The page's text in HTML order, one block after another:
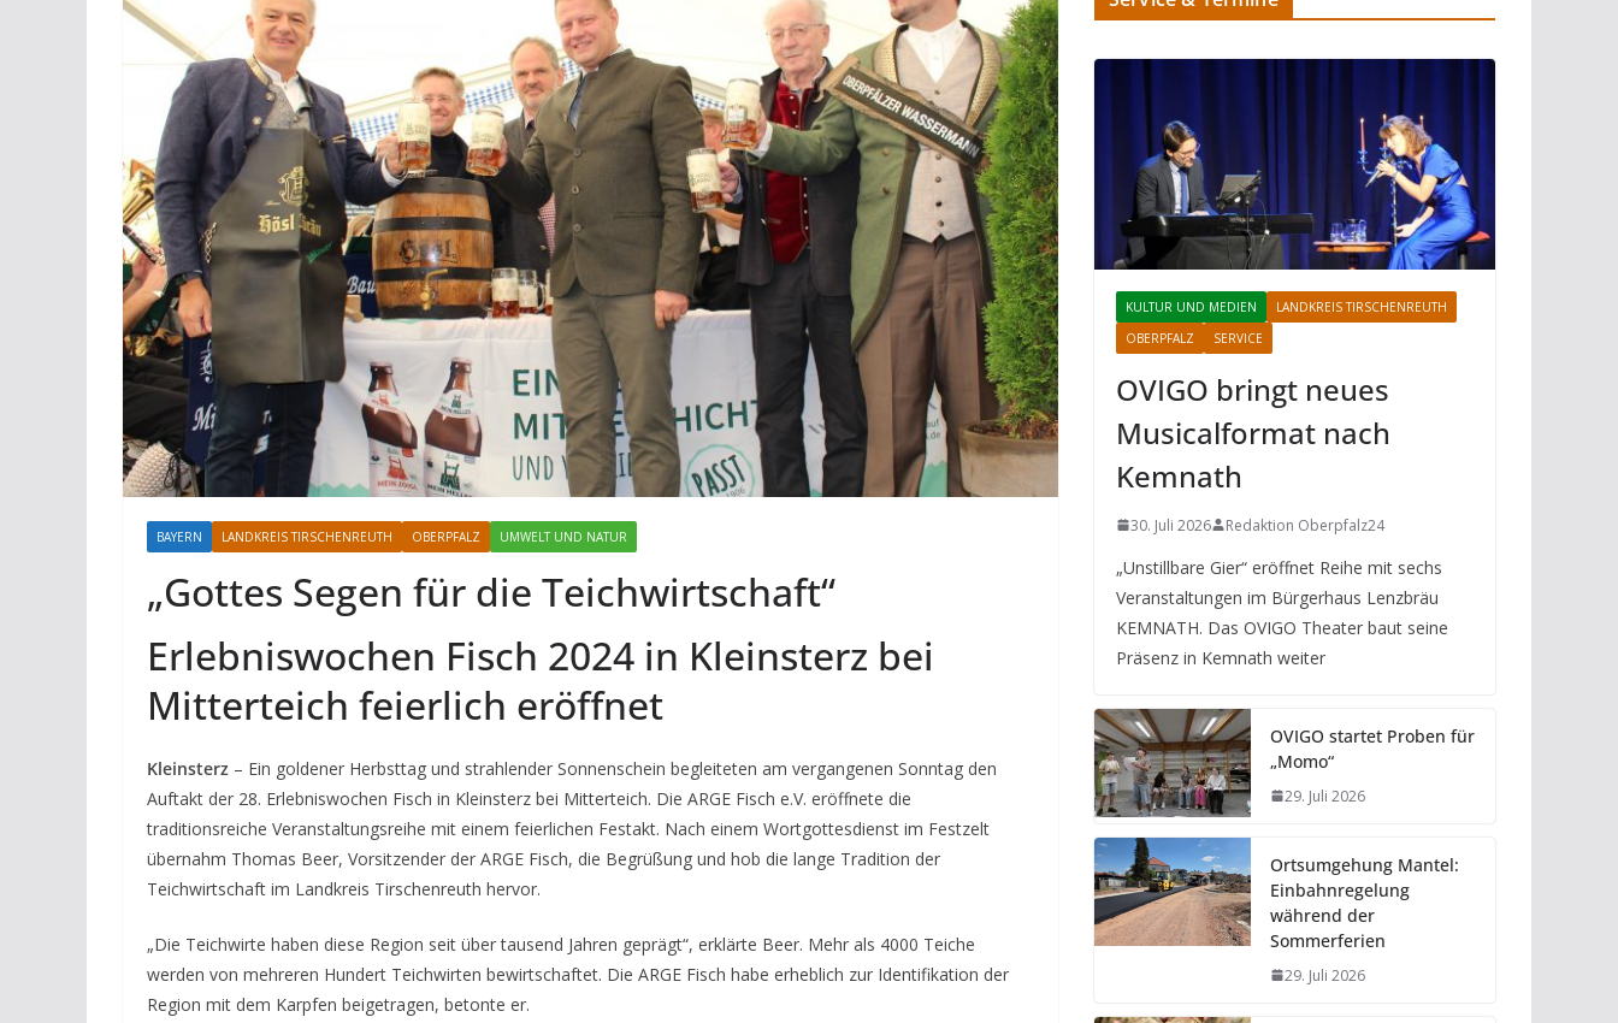
BAYERN LANDKREIS TIRSCHENREUTH OBERPFALZ UMWELT UND NATUR
„Gottes Segen für die Teichwirtschaft“
Erlebniswochen Fisch 2024 in Kleinsterz bei
Mitterteich feierlich eröffnet
Kleinsterz – Ein goldener Herbsttag und strahlender Sonnenschein begleiteten am vergangenen Sonntag den
Auftakt der 28. Erlebniswochen Fisch in Kleinsterz bei Mitterteich. Die ARGE Fisch e.V. eröffnete die
traditionsreiche Veranstaltungsreihe mit einem feierlichen Festakt. Nach einem Wortgottesdienst im Festzelt
übernahm Thomas Beer, Vorsitzender der ARGE Fisch, die Begrüßung und hob die lange Tradition der
Teichwirtschaft im Landkreis Tirschenreuth hervor.
„Die Teichwirte haben diese Region seit über tausend Jahren geprägt“, erklärte Beer. Mehr als 4000 Teiche
werden von mehreren Hundert Teichwirten bewirtschaftet. Die ARGE Fisch habe erheblich zur Identifikation der
Region mit dem Karpfen beigetragen, betonte er.
KULTUR UND MEDIEN
LANDKREIS TIRSCHENREUTH
OBERPFALZ
SERVICE
OVIGO bringt neues
Musicalformat nach
Kemnath
30. Juli 2026 Redaktion Oberpfalz24
„Unstillbare Gier“ eröffnet Reihe mit sechs
Veranstaltungen im Bürgerhaus Lenzbräu
KEMNATH. Das OVIGO Theater baut seine
Präsenz in Kemnath weiter
OVIGO startet Proben für
„Momo“
29. Juli 2026
Ortsumgehung Mantel:
Einbahnregelung
während der
Sommerferien
29. Juli 2026